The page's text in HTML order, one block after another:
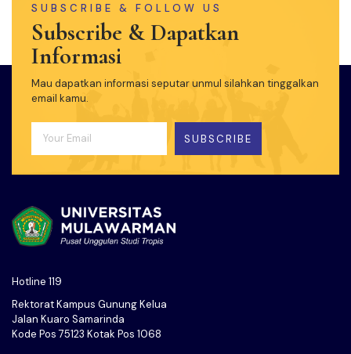
SUBSCRIBE & FOLLOW US
Subscribe & Dapatkan
Informasi
Mau dapatkan informasi seputar unmul silahkan tinggalkan
email kamu.
SUBSCRIBE
Hotline 119
Rektorat Kampus Gunung Kelua
Jalan Kuaro Samarinda
Kode Pos 75123 Kotak Pos 1068